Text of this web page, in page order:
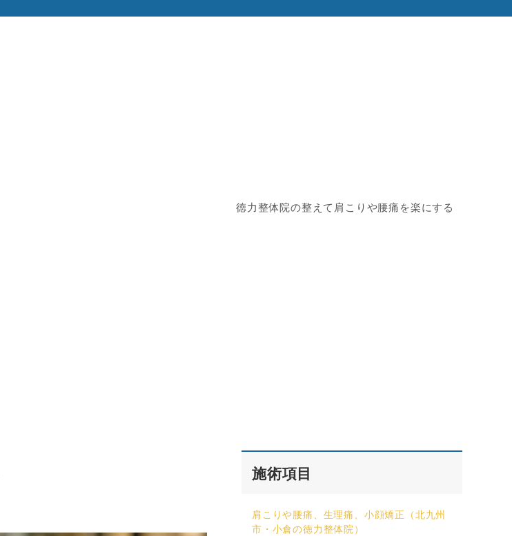
徳力整体院の整えて肩こりや腰痛を楽にする
施術項目
肩こりや腰痛、生理痛、小顔矯正（北九州
市・小倉の徳力整体院）